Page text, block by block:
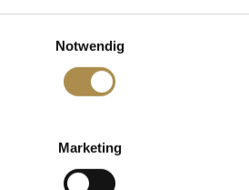
Notwendig
Marketing
eingeben: